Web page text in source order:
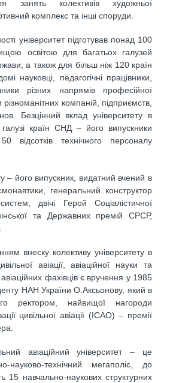
занять колективів художньої
комплекс та інші споруди.
університет підготував понад 100
освітою для багатьох галузей
а також для більш ніж 120 країн
науковці, педагогічні працівники,
різних напрямів професійної
різноманітних компаній, підприємств,
Безцінний вклад університету в
галузі країн СНД – його випускники
відсотків технічного персоналу
– його випускник, видатний вчений в
генеральний конструктор
двічі Герой Соціалістичної
та Державних премій СРСР,
внеску колективу університету в
авіації, авіаційної науки та
авіаційних фахівців є вручення у 1985
НАН України О.Аксьонову, який в
ректором, найвищої нагороди
цивільної авіації (ІСAO) – премії
авіаційний університет – це
науково-технічний мегаполіс, до
15 навчально-наукових структурних